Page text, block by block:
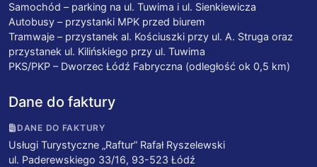
Samochód – parking na ul. Tuwima i ul. Sienkiewicza
Autobusy – przystanki MPK przed biurem
Tramwaje – przystanek al. Kościuszki przy ul. A. Struga oraz
przystanek ul. Kilińskiego przy ul. Tuwima
PKS/PKP – Dworzec Łódź Fabryczna (odległość ok 0,5 km)
Dane do faktury
DANE DO FAKTURY
Usługi Turystyczne „Raftur” Rafał Ryszelewski
ul. Paderewskiego 33/16, 93-523 Łódź